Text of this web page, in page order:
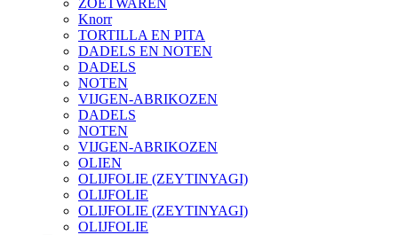
ZOETWAREN
Knorr
TORTILLA EN PITA
DADELS EN NOTEN
DADELS
NOTEN
VIJGEN-ABRIKOZEN
DADELS
NOTEN
VIJGEN-ABRIKOZEN
OLIEN
OLIJFOLIE (ZEYTINYAGI)
OLIJFOLIE
OLIJFOLIE (ZEYTINYAGI)
OLIJFOLIE